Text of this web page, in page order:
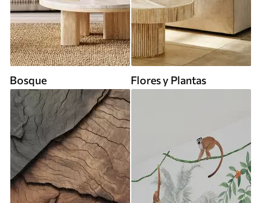
Bosque Flores y Plantas